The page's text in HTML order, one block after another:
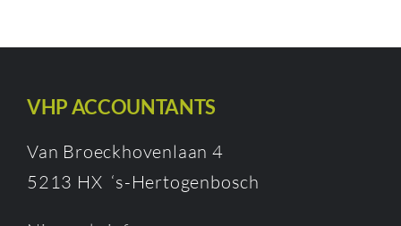
VHP ACCOUNTANTS
Van Broeckhovenlaan 4
5213 HX ‘s-Hertogenbosch